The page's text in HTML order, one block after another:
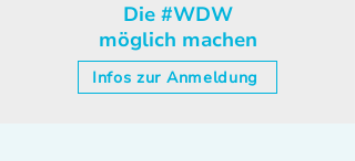
Die #WDW
möglich machen
Infos zur Anmeldung